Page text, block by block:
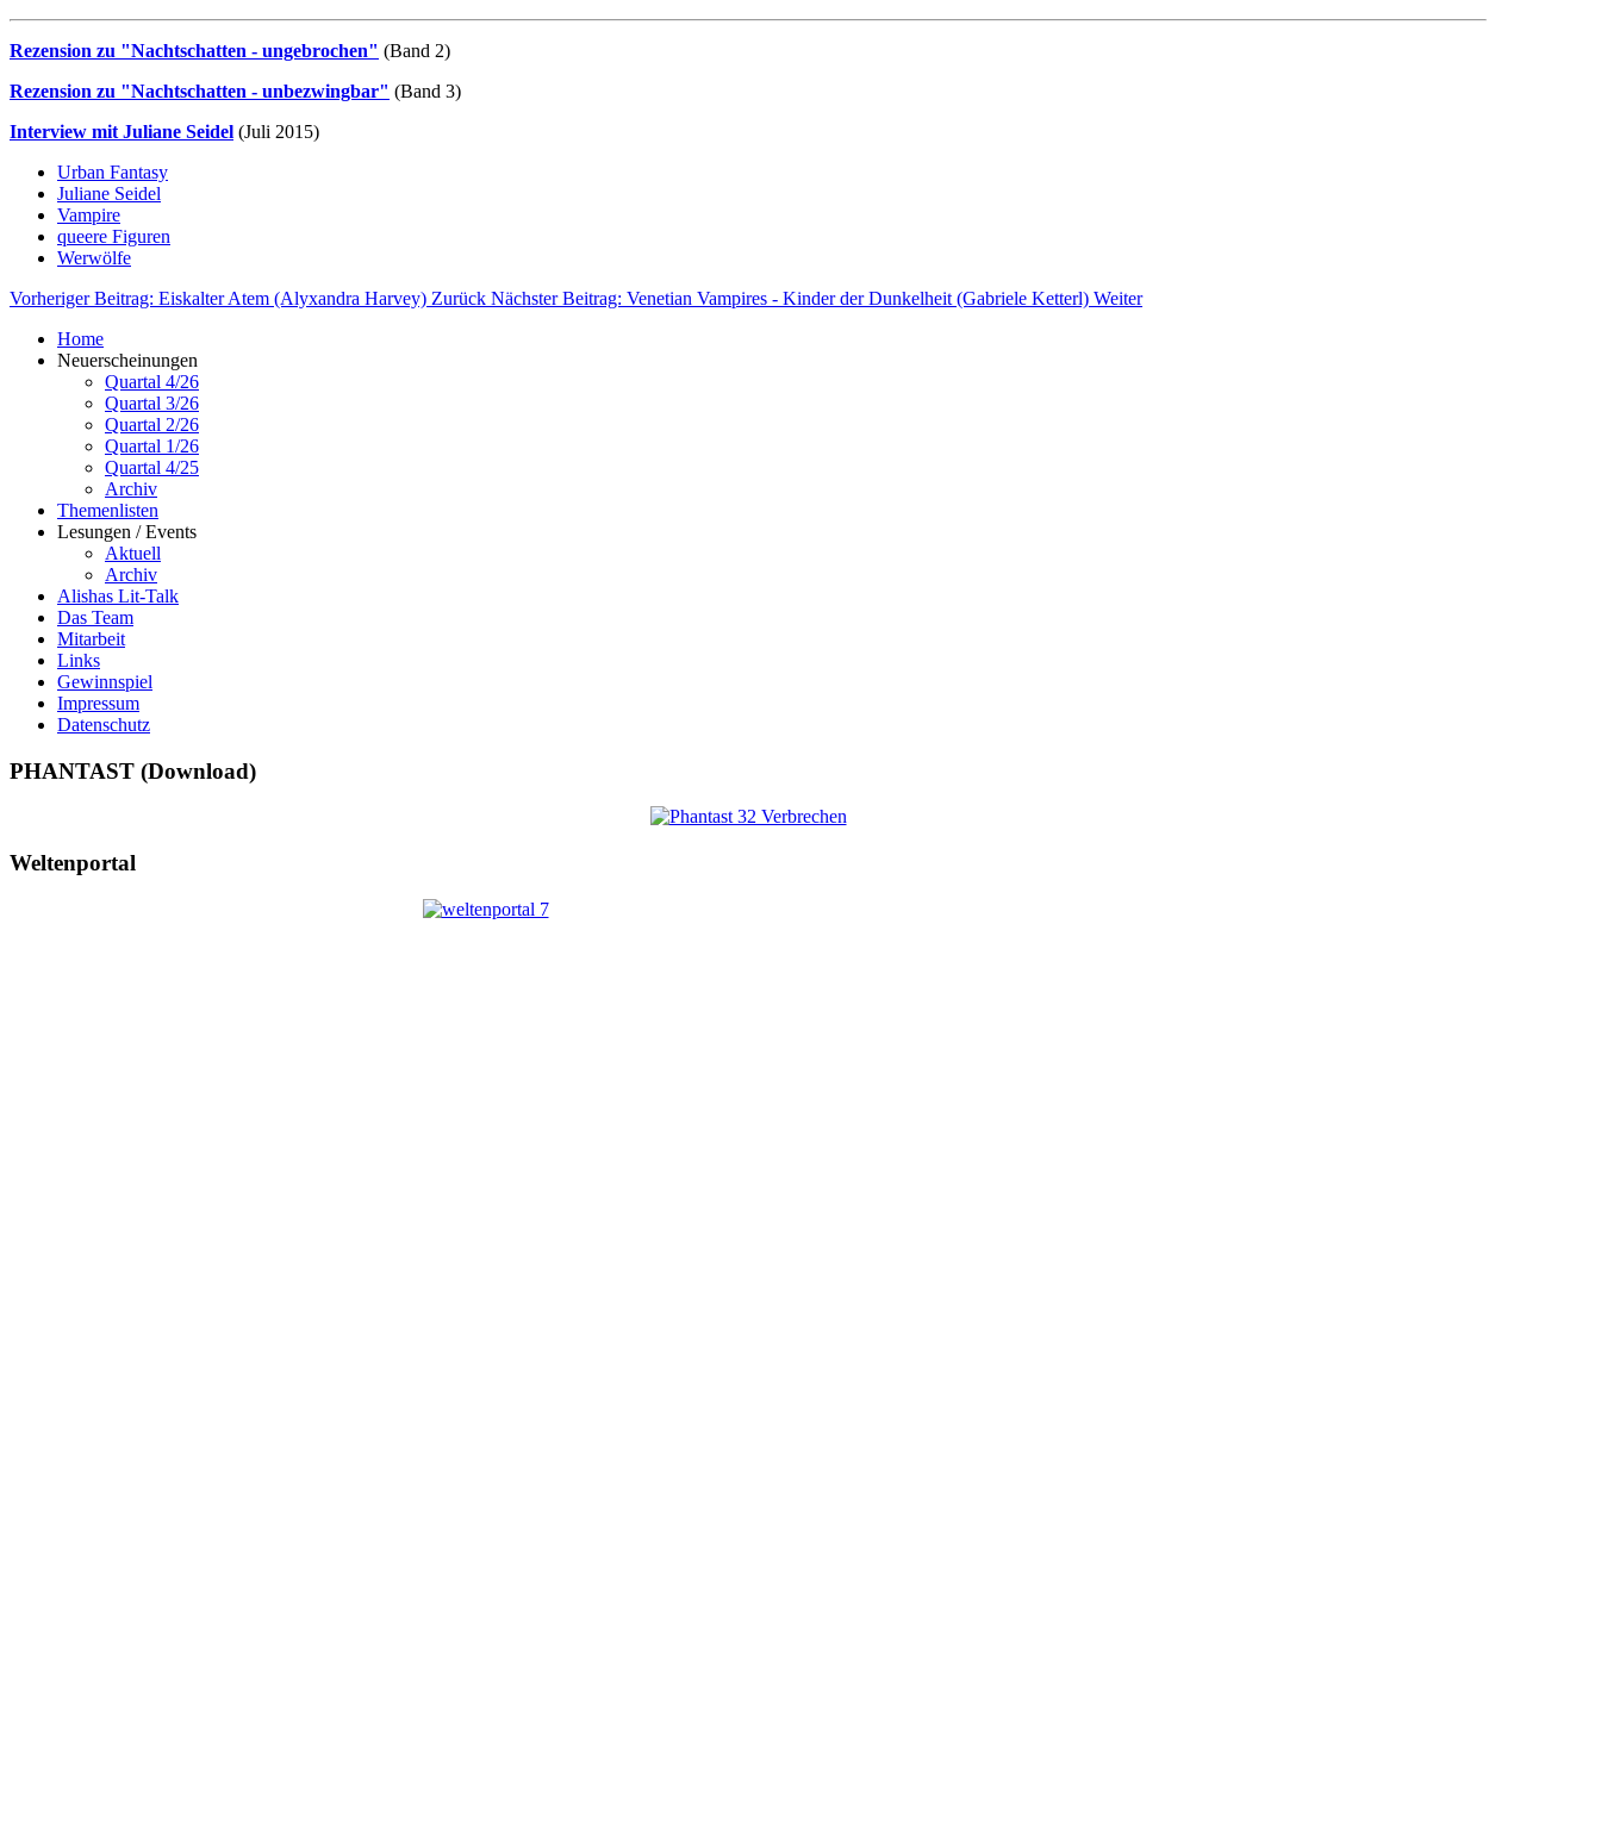
Rezension zu "Nachtschatten - ungebrochen" (Band 2)
Rezension zu "Nachtschatten - unbezwingbar" (Band 3)
Interview mit Juliane Seidel (Juli 2015)
Urban Fantasy
Juliane Seidel
Vampire
queere Figuren
Werwölfe
Vorheriger Beitrag: Eiskalter Atem (Alyxandra Harvey) Zurück Nächster Beitrag: Venetian Vampires - Kinder der Dunkelheit (Gabriele Ketterl) Weiter
Home
Neuerscheinungen
Quartal 4/26
Quartal 3/26
Quartal 2/26
Quartal 1/26
Quartal 4/25
Archiv
Themenlisten
Lesungen / Events
Aktuell
Archiv
Alishas Lit-Talk
Das Team
Mitarbeit
Links
Gewinnspiel
Impressum
Datenschutz
PHANTAST (Download)
Weltenportal